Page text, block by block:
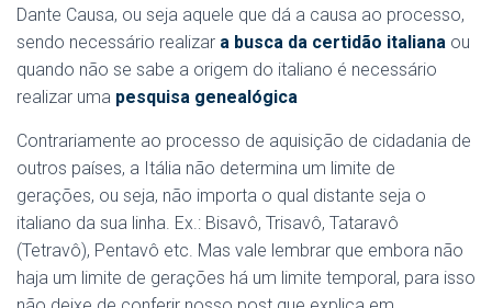
Dante Causa, ou seja aquele que dá a causa ao processo,
sendo necessário realizar a busca da certidão italiana ou
quando não se sabe a origem do italiano é necessário
realizar uma pesquisa genealógica
Contrariamente ao processo de aquisição de cidadania de
outros países, a Itália não determina um limite de
gerações, ou seja, não importa o qual distante seja o
italiano da sua linha. Ex.: Bisavô, Trisavô, Tataravô
(Tetravô), Pentavô etc. Mas vale lembrar que embora não
haja um limite de gerações há um limite temporal, para isso